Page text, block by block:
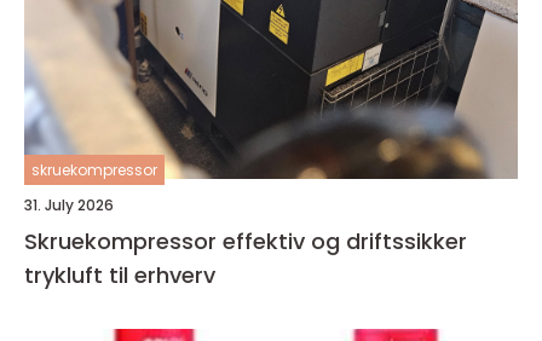
skruekompressor
31. July 2026
Skruekompressor effektiv og driftssikker
trykluft til erhverv